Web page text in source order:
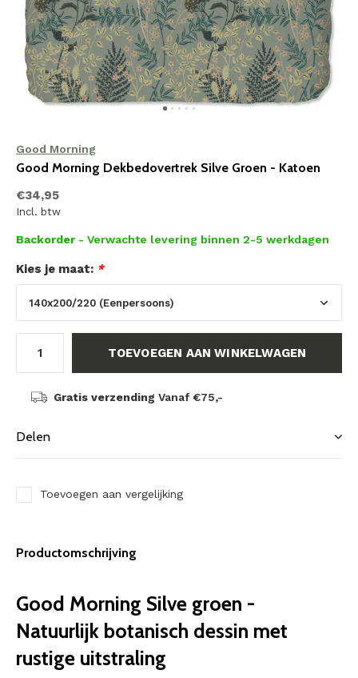
Good Morning
Good Morning Dekbedovertrek Silve Groen - Katoen
€34,95
Incl. btw
Backorder - Verwachte levering binnen 2-5 werkdagen
Kies je maat: *
TOEVOEGEN AAN WINKELWAGEN
Gratis verzending Vanaf €75,-
Delen
Toevoegen aan vergelijking
Productomschrijving
Good Morning Silve groen -
Natuurlijk botanisch dessin met
rustige uitstraling